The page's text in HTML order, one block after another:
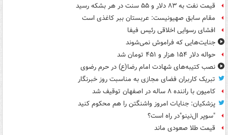
قیمت نفت به ۸۳ دلار و ۵۵ سنت در هر بشکه رسید
مقام سابق صهیونیست: عربستان ببر کاغذی است
افشای رسوایی اخلاقی رئیس فیفا
جنایت‌هایی که فراموش نمی‌شوند
حواله دلار ۱۵۴ هزار و ۴۵۱ تومان شد
نصب کتیبه‌های شهادت امام رضا(ع) در حرم رضوی
تبریک کاربران فضای مجازی به مناسبت روز خبرنگار
کامیون با راننده ۸ ساله در اصفهان توقیف شد
پزشکیان: جنایات امروز واشنگتن را هم محکوم کنید
"سوپر ال‌نینو"در راه است؟
قیمت طلا صعودی ماند